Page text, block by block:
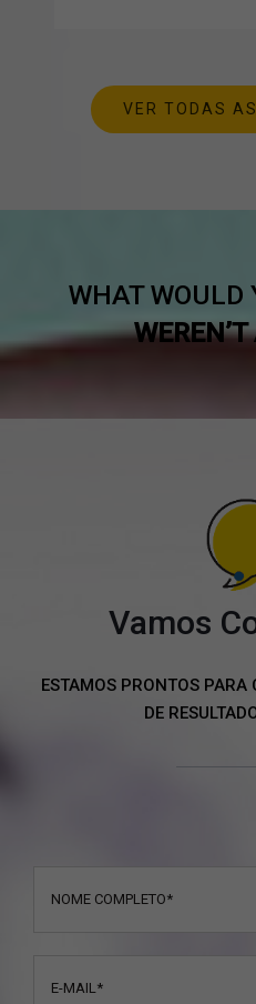
VER TODAS
WHAT WOULD
Vamos
ESTAMOS PRONTOS PARA
DE